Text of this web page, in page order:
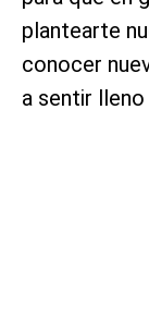
plantearte
conocer
a sentir